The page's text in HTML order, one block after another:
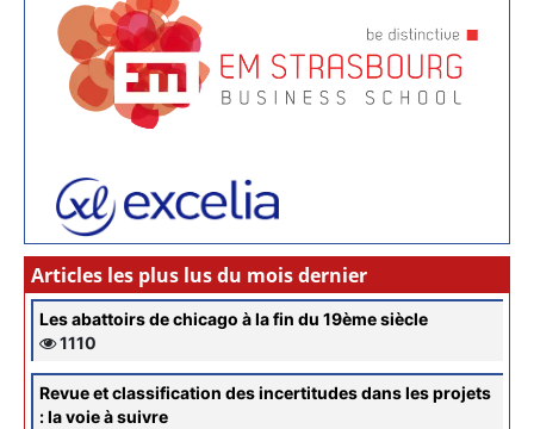
Articles les plus lus du mois dernier
Les abattoirs de chicago à la fin du 19ème siècle
1110
Revue et classification des incertitudes dans les projets
: la voie à suivre